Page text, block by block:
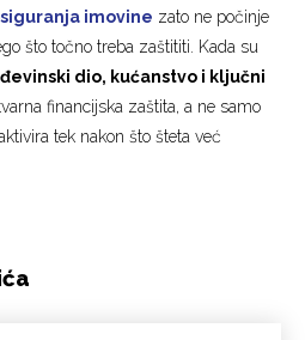
imovine zato ne počinje
što točno treba zaštititi. Kada su
dio, kućanstvo i ključni
financijska zaštita, a ne samo
tek nakon što šteta već